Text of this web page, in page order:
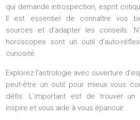
qui demande introspection, esprit
Il est essentiel de connaître vos
sources et d’adapter les conseils.
horoscopes sont un outil d’auto-
curiosité.
Explorez l’astrologie avec ouverture
peut-être un outil pour mieux vous
défis. L’important est de trouver un
inspire et vous aide à vous épanouir.